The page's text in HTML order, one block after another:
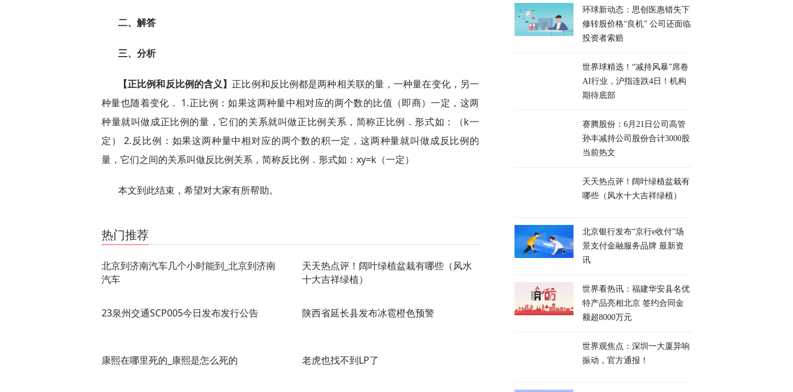
二、解答
三、分析
【正比例和反比例的含义】 正比例和反比例都是两种相关联的量，一种量在变化，另一
种量也随着变化． 1.正比例：如果这两种量中相对应的两个数的比值（即商）一定，这两
种量就叫做成正比例的量，它们的关系就叫做正比例关系，简称正比例．形式如：（k一
定） 2.反比例：如果这两种量中相对应的两个数的积一定，这两种量就叫做成反比例的
量，它们之间的关系叫做反比例关系，简称反比例．形式如：xy=k（一定）
本文到此结束，希望对大家有所帮助。
热门推荐
北京到济南汽车几个小时能到_北京到济南
汽车
天天热点评！阔叶绿植盆栽有哪些（风水
十大吉祥绿植）
23泉州交通SCP005今日发布发行公告 陕西省延长县发布冰雹橙色预警
康熙在哪里死的_康熙是怎么死的 老虎也找不到LP了
环球新动态：思创医惠错失下
修转股价格“良机” 公司还面临
投资者索赔
世界球精选！“减持风暴”席卷
AI行业，沪指连跌4日！机构
期待底部
赛腾股份：6月21日公司高管
孙丰减持公司股份合计3000股
当前热文
天天热点评！阔叶绿植盆栽有
哪些（风水十大吉祥绿植）
北京银行发布“京行e收付”场
景支付金融服务品牌 最新资
讯
世界看热讯：福建华安县名优
特产品亮相北京 签约合同金
额超8000万元
世界观焦点：深圳一大厦异响
振动，官方通报！